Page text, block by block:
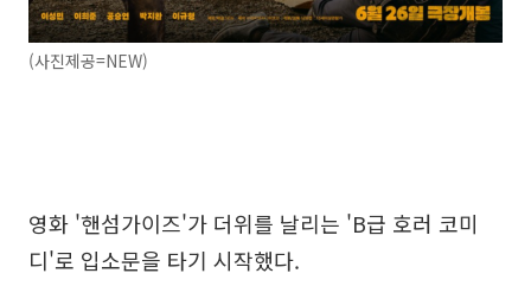
(사진제공=NEW)
영화 '핸섬가이즈'가 더위를 날리는 'B급 호러 코미
디'로 입소문을 타기 시작했다.